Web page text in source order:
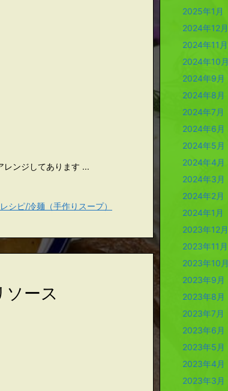
レンジしてあります ...
レシピ/冷麺（手作りスープ）
ース
2025年1月
2024年12月
2024年11月
2024年10月
2024年9月
2024年8月
2024年7月
2024年6月
2024年5月
2024年4月
2024年3月
2024年2月
2024年1月
2023年12月
2023年11月
2023年10月
2023年9月
2023年8月
2023年7月
2023年6月
2023年5月
2023年4月
2023年3月